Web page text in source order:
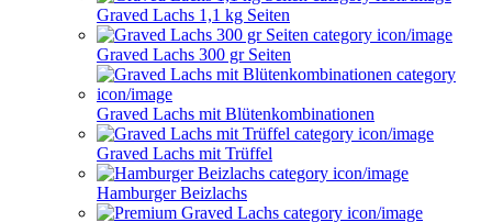
Graved Lachs 1,1 kg Seiten
Graved Lachs 300 gr Seiten
Graved Lachs mit Blütenkombinationen
Graved Lachs mit Trüffel
Hamburger Beizlachs